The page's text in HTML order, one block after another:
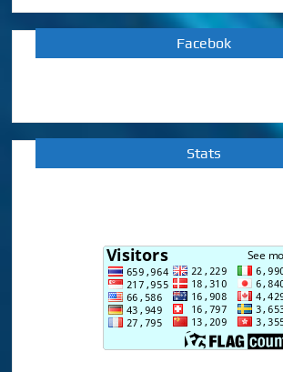
Facebok
Stats